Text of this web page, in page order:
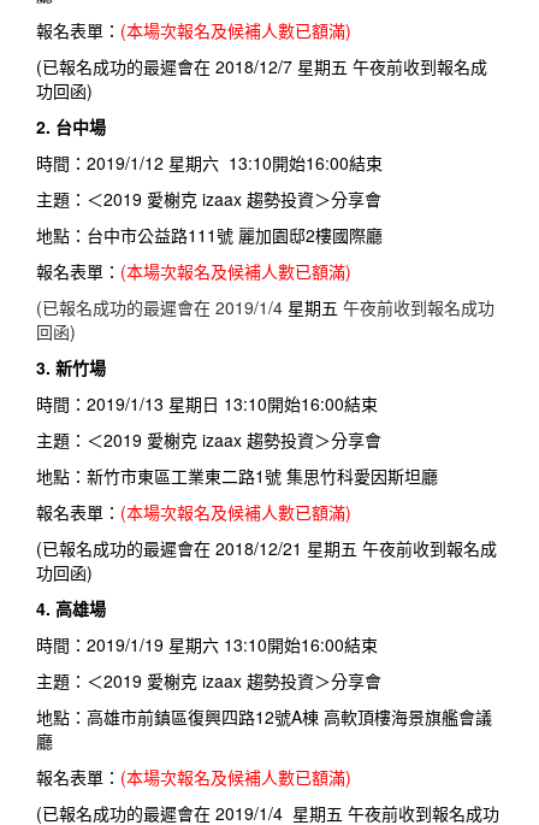
報名表單： (本場次報名及候補人數已額滿)
(已報名成功的最遲會在 2018/12/7 星期五 午夜前收到報名成
功回函)
2. 台中場
時間：2019/1/12 星期六 13:10開始16:00結束
主題：＜2019 愛榭克 izaax 趨勢投資＞分享會
地點：台中市公益路111號 麗加園邸2樓國際廳
報名表單： (本場次報名及候補人數已額滿)
(已報名成功的最遲會在 2019/1/4 星期五 午夜前收到報名成功
回函)
3. 新竹場
時間：2019/1/13 星期日 13:10開始16:00結束
主題：＜2019 愛榭克 izaax 趨勢投資＞分享會
地點：新竹市東區工業東二路1號 集思竹科愛因斯坦廳
報名表單： (本場次報名及候補人數已額滿)
(已報名成功的最遲會在 2018/12/21 星期五 午夜前收到報名成
功回函)
4. 高雄場
時間：2019/1/19 星期六 13:10開始16:00結束
主題：＜2019 愛榭克 izaax 趨勢投資＞分享會
地點：高雄市前鎮區復興四路12號A棟 高軟頂樓海景旗艦會議
廳
報名表單： (本場次報名及候補人數已額滿)
(已報名成功的最遲會在 2019/1/4 星期五 午夜前收到報名成功